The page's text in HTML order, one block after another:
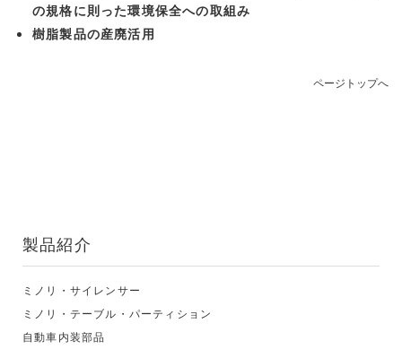
の規格に則った環境保全への取組み
樹脂製品の産廃活用
ページトップへ
製品紹介
ミノリ・サイレンサー
ミノリ・テーブル・パーティション
自動車内装部品